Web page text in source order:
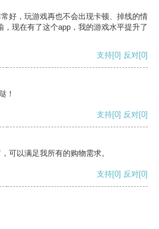
好，玩游戏再也不会出现卡顿、掉线的情
现在有了这个app，我的游戏水平提升了
支持[0] 反对[0]
！
支持[0] 反对[0]
可以满足我所有的购物需求。
支持[0] 反对[0]